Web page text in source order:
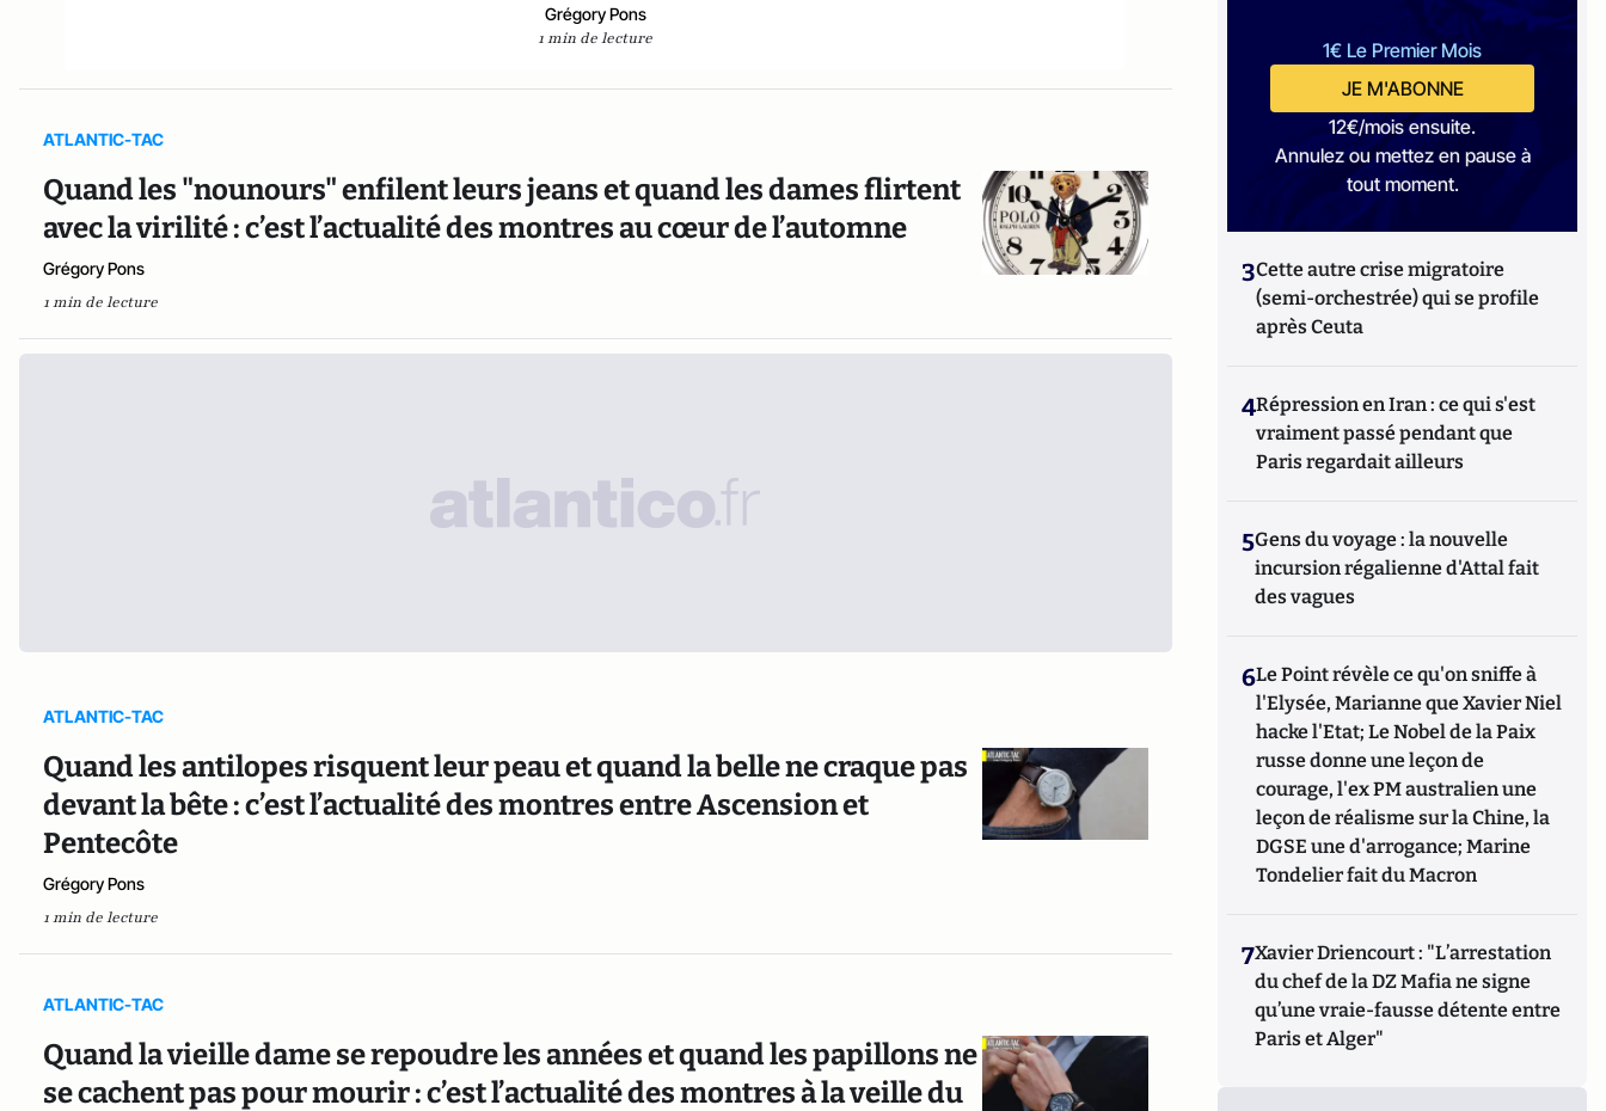
Grégory Pons
1 min de lecture
ATLANTIC-TAC
Quand les "nounours" enfilent leurs jeans et quand les dames flirtent
avec la virilité : c’est l’actualité des montres au cœur de l’automne
Grégory Pons
1 min de lecture
ATLANTIC-TAC
Quand les antilopes risquent leur peau et quand la belle ne craque pas
devant la bête : c’est l’actualité des montres entre Ascension et
Pentecôte
Grégory Pons
1 min de lecture
ATLANTIC-TAC
Quand la vieille dame se repoudre les années et quand les papillons ne
se cachent pas pour mourir : c’est l’actualité des montres à la veille du
1€ Le Premier Mois
JE M'ABONNE
12€/mois ensuite.
Annulez ou mettez en pause à
tout moment.
3Cette autre crise migratoire
(semi-orchestrée) qui se profile
après Ceuta
4Répression en Iran : ce qui s'est
vraiment passé pendant que
Paris regardait ailleurs
5Gens du voyage : la nouvelle
incursion régalienne d'Attal fait
des vagues
6Le Point révèle ce qu'on sniffe à
l'Elysée, Marianne que Xavier Niel
hacke l'Etat; Le Nobel de la Paix
russe donne une leçon de
courage, l'ex PM australien une
leçon de réalisme sur la Chine, la
DGSE une d'arrogance; Marine
Tondelier fait du Macron
7Xavier Driencourt : "L’arrestation
du chef de la DZ Mafia ne signe
qu’une vraie-fausse détente entre
Paris et Alger"